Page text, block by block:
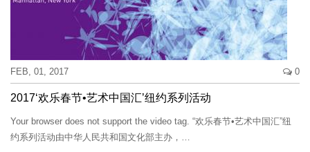
FEB, 01, 2017 0
2017‘欢乐春节•艺术中国汇’纽约系列活动
Your browser does not support the video tag. “欢乐春节•艺术中国汇”纽
约系列活动由中华人民共和国文化部主办，…